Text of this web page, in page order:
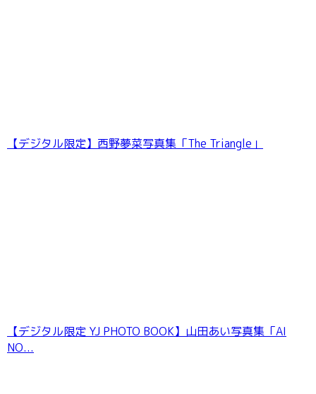
【デジタル限定】西野夢菜写真集「The Triangle」
【デジタル限定 YJ PHOTO BOOK】山田あい写真集「AI
NO...